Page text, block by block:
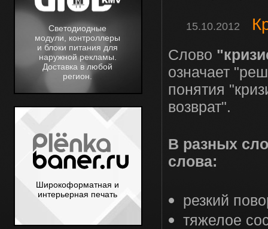
Светодиодные
модули, контроллеры
и блоки питания для
наружной рекламы.
Доставка в любой
регион.
Широкоформатная и
интерьерная печать
15.10.2012
Слово
означает
понятия
возврат".
В разных
слова:
резкий
тяжелое